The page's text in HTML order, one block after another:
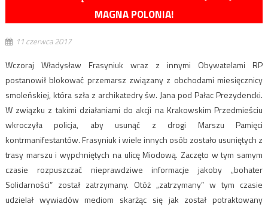
MAGNA POLONIA!
11 czerwca 2017
Wczoraj Władysław Frasyniuk wraz z innymi Obywatelami RP
postanowił blokować przemarsz związany z obchodami miesięcznicy
smoleńskiej, która szła z archikatedry św. Jana pod Pałac Prezydencki.
W związku z takimi działaniami do akcji na Krakowskim Przedmieściu
wkroczyła policja, aby usunąć z drogi Marszu Pamięci
kontrmanifestantów. Frasyniuk i wiele innych osób zostało usuniętych z
trasy marszu i wypchniętych na ulicę Miodową. Zaczęto w tym samym
czasie rozpuszczać nieprawdziwe informacje jakoby „bohater
Solidarności” został zatrzymany. Otóż „zatrzymany” w tym czasie
udzielał wywiadów mediom skarżąc się jak został potraktowany